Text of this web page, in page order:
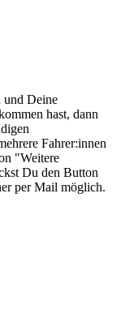
und Deine
hast, dann
Fahrer:innen
"Weitere
Du den Button
per Mail möglich.